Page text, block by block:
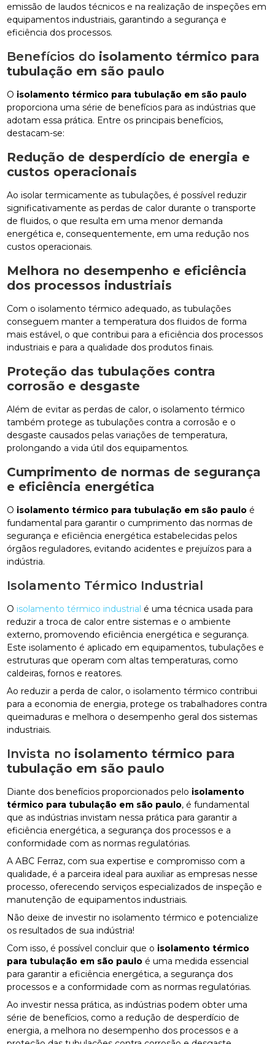
emissão de laudos técnicos e na realização de inspeções em
equipamentos industriais, garantindo a segurança e
eficiência dos processos.
Benefícios do isolamento térmico para
tubulação em são paulo
O isolamento térmico para tubulação em são paulo
proporciona uma série de benefícios para as indústrias que
adotam essa prática. Entre os principais benefícios,
destacam-se:
Redução de desperdício de energia e
custos operacionais
Ao isolar termicamente as tubulações, é possível reduzir
significativamente as perdas de calor durante o transporte
de fluidos, o que resulta em uma menor demanda
energética e, consequentemente, em uma redução nos
custos operacionais.
Melhora no desempenho e eficiência
dos processos industriais
Com o isolamento térmico adequado, as tubulações
conseguem manter a temperatura dos fluidos de forma
mais estável, o que contribui para a eficiência dos processos
industriais e para a qualidade dos produtos finais.
Proteção das tubulações contra
corrosão e desgaste
Além de evitar as perdas de calor, o isolamento térmico
também protege as tubulações contra a corrosão e o
desgaste causados pelas variações de temperatura,
prolongando a vida útil dos equipamentos.
Cumprimento de normas de segurança
e eficiência energética
O isolamento térmico para tubulação em são paulo é
fundamental para garantir o cumprimento das normas de
segurança e eficiência energética estabelecidas pelos
órgãos reguladores, evitando acidentes e prejuízos para a
indústria.
Isolamento Térmico Industrial
O isolamento térmico industrial é uma técnica usada para
reduzir a troca de calor entre sistemas e o ambiente
externo, promovendo eficiência energética e segurança.
Este isolamento é aplicado em equipamentos, tubulações e
estruturas que operam com altas temperaturas, como
caldeiras, fornos e reatores.
Ao reduzir a perda de calor, o isolamento térmico contribui
para a economia de energia, protege os trabalhadores contra
queimaduras e melhora o desempenho geral dos sistemas
industriais.
Invista no isolamento térmico para
tubulação em são paulo
Diante dos benefícios proporcionados pelo isolamento
térmico para tubulação em são paulo, é fundamental
que as indústrias invistam nessa prática para garantir a
eficiência energética, a segurança dos processos e a
conformidade com as normas regulatórias.
A ABC Ferraz, com sua expertise e compromisso com a
qualidade, é a parceira ideal para auxiliar as empresas nesse
processo, oferecendo serviços especializados de inspeção e
manutenção de equipamentos industriais.
Não deixe de investir no isolamento térmico e potencialize
os resultados de sua indústria!
Com isso, é possível concluir que o isolamento térmico
para tubulação em são paulo é uma medida essencial
para garantir a eficiência energética, a segurança dos
processos e a conformidade com as normas regulatórias.
Ao investir nessa prática, as indústrias podem obter uma
série de benefícios, como a redução de desperdício de
energia, a melhora no desempenho dos processos e a